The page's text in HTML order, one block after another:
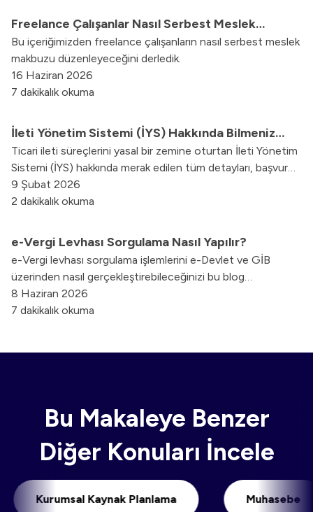
belirli tutarlarda ceza ödemek zorunda kalır.
Freelance Çalışanlar Nasıl Serbest Meslek
Makbuzu (SMM) Keser?
Bu içeriğimizden freelance çalışanların nasıl serbest meslek
makbuzu düzenleyeceğini derledik.
16 Haziran 2026
7 dakikalık okuma
İleti Yönetim Sistemi (İYS) Hakkında Bilmeniz
Gerekenler
Ticari ileti süreçlerini yasal bir zemine oturtan İleti Yönetim
Sistemi (İYS) hakkında merak edilen tüm detayları, başvuru
süreçlerini ve işletmelere sağladığı avantajları bu rehberde
keşfedin.
9 Şubat 2026
2 dakikalık okuma
e-Vergi Levhası Sorgulama Nasıl Yapılır?
e-Vergi levhası sorgulama işlemlerini e-Devlet ve GİB
üzerinden nasıl gerçekleştirebileceğinizi bu blog
içeriğimizde keşfedin.
8 Haziran 2026
7 dakikalık okuma
Bu Makaleye Benzer
Diğer Konuları İncele
Kurumsal Kaynak Planlama